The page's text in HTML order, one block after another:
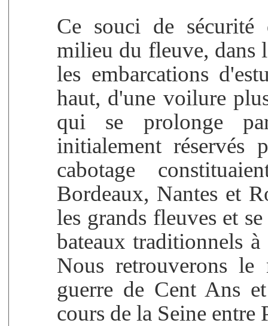
Ce souci de
milieu du fleuve, dans
les embarcations
haut, d'une voilure
qui se prolonge
initialement réservés
cabotage
Bordeaux, Nantes et
les grands fleuves et
bateaux traditionnels
Nous retrouverons le
guerre de Cent Ans
cours de la Seine entre